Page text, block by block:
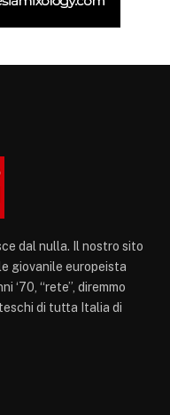
dal nulla. Il nostro sito
giovanile europeista
‘70, “rete”, diremmo
di tutta Italia di